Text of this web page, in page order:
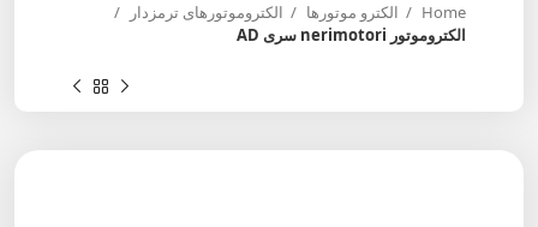
Home الکترو موتورها
الکتروموتورهای ترمزدار
الکتروموتور nerimotori سری AD